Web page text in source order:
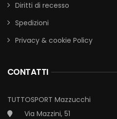
Diritti di recesso
Spedizioni
Privacy & cookie Policy
CONTATTI
TUTTOSPORT Mazzucchi
Via Mazzini, 51